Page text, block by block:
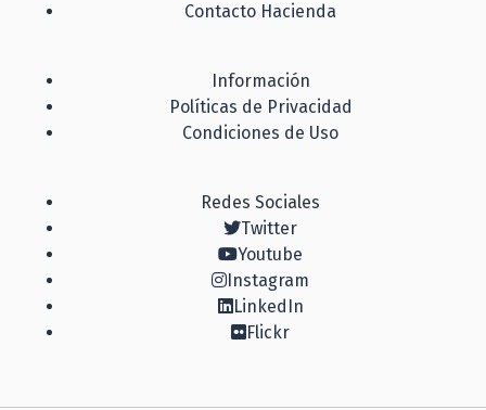
Contacto Hacienda
Información
Políticas de Privacidad
Condiciones de Uso
Redes Sociales
Twitter
Youtube
Instagram
LinkedIn
Flickr